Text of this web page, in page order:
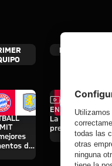
del
Vídeo
EN VÍDEO
La rueda de
prensa tras el
Audi Football
Summit
contra el